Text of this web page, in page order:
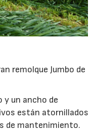
remolque Jumbo de
y un ancho de
están atornillados
de mantenimiento.